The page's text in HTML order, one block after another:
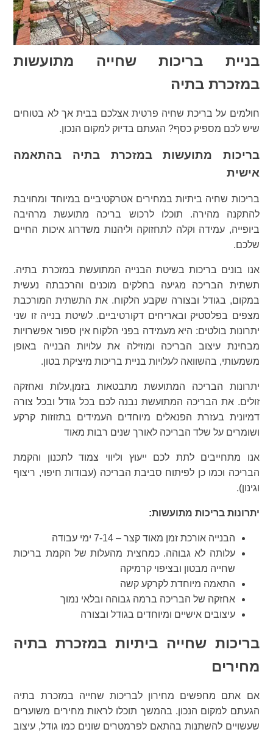
בניית בריכות שחייה מתועשות
במזכרת בתיה
חולמים על בריכת שחיה פרטית אצלכם בבית אך לא בטוחים
שיש לכם מספיק כסף? הגעתם בדיוק למקום הנכון.
בריכות מתועשות במזכרת בתיה בהתאמה
אישית
בריכות שחיה ביתיות במחירים אטרקטיביים במיוחד ומחויבת
להתקנה מהירה. תוכלו לרכוש בריכה מתועשת מרהיבה
ביופייה, עמידה וקלה לתחזוקה וליהנות משדרוג איכות החיים
שלכם.
אנו בונים בריכות בשיטת הבנייה המתועשת במזכרת בתיה.
תשתית הבריכה מגיעה בחלקים מוכנים והרכבתה נעשית
במקום, בגודל ובצורה שקבע הלקוח. את התשתית המורכבת
מצפים בפלסטיק ובאריחים דקורטיביים. לשיטת בנייה זו שני
יתרונות בולטים: היא מעמידה בפני הלקוח אין ספור אפשרויות
מבחינת עיצוב הבריכה ומוזילה את עלויות הבנייה באופן
משמעותי, בהשוואה לעלויות בניית בריכות מיציקת בטון.
יתרונות הבריכה המתועשת מתבטאות בזמן,עלות ואחזקה
זולים. את הבריכה המתועשת נבנה לכם בכל גודל ובכל צורה
דמיונית בעזרת הפנאלים מיוחדים העמידים בתזוזות קרקע
ושומרים על שלד הבריכה לאורך שנים רבות מאוד
אנו מתחייבים לתת לכם ייעוץ וליווי צמוד לתכנון והקמת
הבריכה וכמו כן לפיתוח סביבת הבריכה (עבודות חיפוי, ריצוף
וגינון).
יתרונות בריכות מתועשות:
הבנייה אורכת זמן מאוד קצר – 7-14 ימי עבודה
עלותה לא גבוהה. כמחצית מהעלות של הקמת בריכות
שחייה מבטון ובציפוי קרמיקה
התאמה מיוחדת לקרקע קשה
אחזקה של הבריכה ברמה גבוהה ובלאי נמוך
עיצובים אישיים ומיוחדים בגודל ובצורה
בריכות שחייה ביתיות במזכרת בתיה
מחירים
אם אתם מחפשים מחירון לבריכות שחייה במזכרת בתיה
הגעתם למקום הנכון. בהמשך תוכלו לראות מחירים משוערים
שעשויים להשתנות בהתאם לפרמטרים שונים כמו גודל, עיצוב